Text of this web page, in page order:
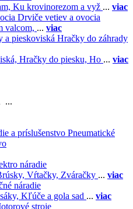
Ku krovinorezom a vyž ... viac
Drviče vetiev a ovocia
valcom, ... viac
Hračky do záhrady
Hračky do piesku, Ho ... viac
...
Pneumatické
náradie
Vŕtačky, Zváračky ... viac
náradie
Kľúče a gola sad ... viac
stroje